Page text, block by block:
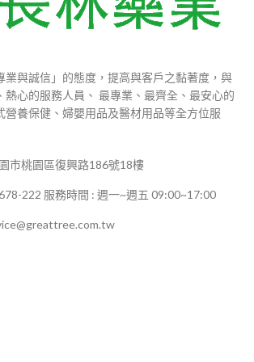
業與誠信」的態度，提高與客戶之黏著度，與
熱心的服務人員、 最專業、最齊全、最安心的
營養保健、婦嬰用品及醫材用品等全方位服
市桃園區復興路186號18樓
222 服務時間 : 週一~週五 09:00~17:00